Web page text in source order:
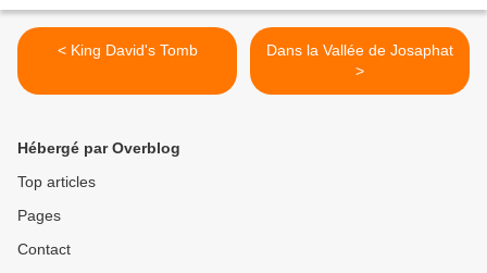
< King David's Tomb
Dans la Vallée de Josaphat
>
Hébergé par Overblog
Top articles
Pages
Contact